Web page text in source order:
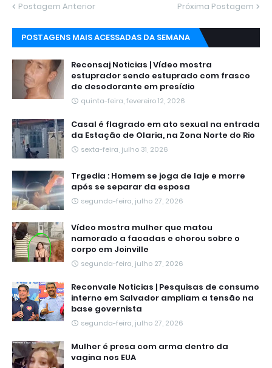
Postagem Anterior Próxima Postagem
POSTAGENS MAIS ACESSADAS DA SEMANA
Reconsaj Noticias | Vídeo mostra
estuprador sendo estuprado com frasco
de desodorante em presídio
quinta-feira, fevereiro 12, 2026
Casal é flagrado em ato sexual na entrada
da Estação de Olaria, na Zona Norte do Rio
sexta-feira, julho 31, 2026
Trgedia : Homem se joga de laje e morre
após se separar da esposa
segunda-feira, julho 27, 2026
Vídeo mostra mulher que matou
namorado a facadas e chorou sobre o
corpo em Joinville
segunda-feira, julho 27, 2026
Reconvale Noticias | Pesquisas de consumo
interno em Salvador ampliam a tensão na
base governista
segunda-feira, julho 27, 2026
Mulher é presa com arma dentro da
vagina nos EUA